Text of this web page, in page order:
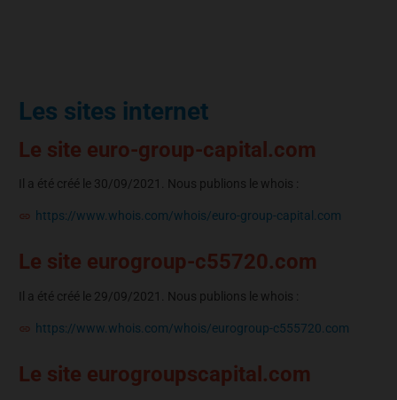
Les sites internet
Le site euro-group-capital.com
Il a été créé le 30/09/2021. Nous publions le whois :
https://www.whois.com/whois/euro-group-capital.com
Le site eurogroup-c55720.com
Il a été créé le 29/09/2021. Nous publions le whois :
https://www.whois.com/whois/eurogroup-c555720.com
Le site eurogroupscapital.com